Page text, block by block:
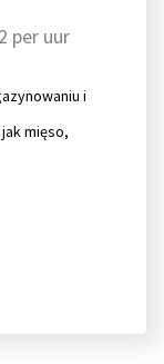
per uur
i
mięso,